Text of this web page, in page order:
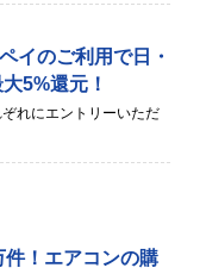
イのご利用で日・
5%還元！
れにエントリーいただ
件！エアコンの購